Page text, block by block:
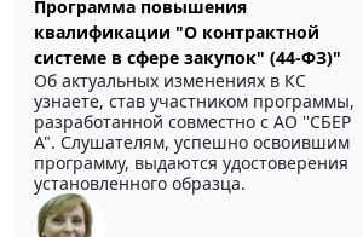
Программа повышения
квалификации "О контрактной
системе в сфере закупок" (44-ФЗ)"
Об актуальных изменениях в КС
узнаете, став участником программы,
разработанной совместно с АО ''СБЕР
А". Слушателям, успешно освоившим
программу, выдаются удостоверения
установленного образца.